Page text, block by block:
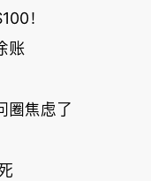
市崩
？加
市场
跌危
！
账
圈焦虑了